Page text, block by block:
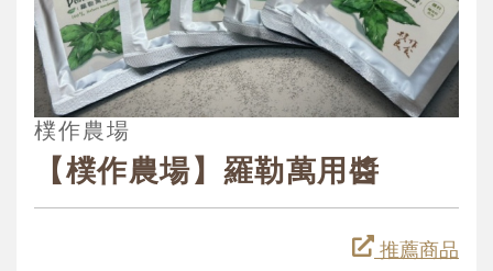
樸作農場
【樸作農場】羅勒萬用醬
推薦商品